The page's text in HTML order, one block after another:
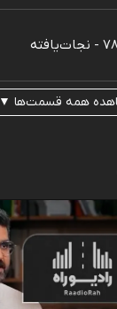
همه قسمت‌ها ▼